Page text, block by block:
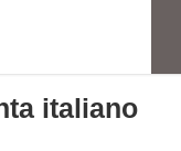
italiano